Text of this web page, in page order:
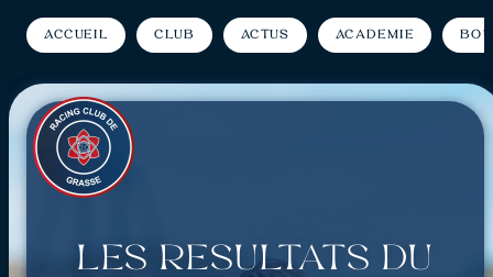
Accueil Club Actus Académie
Les résultats du